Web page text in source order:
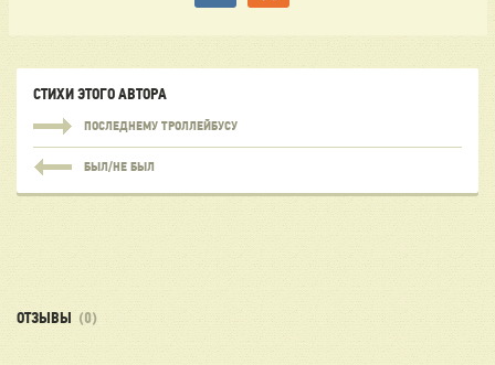
СТИХИ ЭТОГО АВТОРА
ПОСЛЕДНЕМУ ТРОЛЛЕЙБУСУ
БЫЛ/НЕ БЫЛ
ОТЗЫВЫ (0)